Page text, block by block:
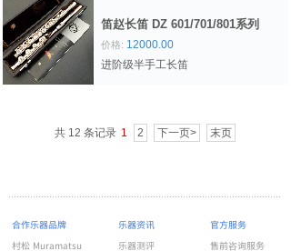
笛赵长笛 DZ 601/701/801系列
价格: 12000.00
进阶级半手工长笛
共 12 条记录 1 2 下一页> 末页
合作乐器品牌
村松 Muramatsu
乐器资讯
乐器测评
官方服务
售前咨询服务